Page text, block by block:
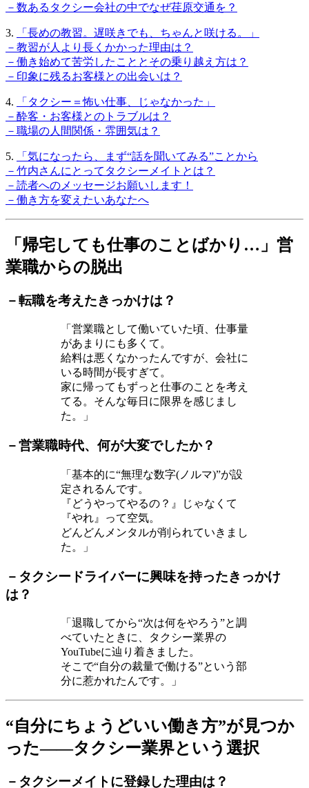
－数あるタクシー会社の中でなぜ荏原交通を？
3.
「長めの教習。遅咲きでも、ちゃんと咲ける。」
－教習が人より長くかかった理由は？
－働き始めて苦労したこととその乗り越え方は？
－印象に残るお客様との出会いは？
4.
「タクシー＝怖い仕事、じゃなかった」
－酔客・お客様とのトラブルは？
－職場の人間関係・雰囲気は？
5.
「気になったら、まず“話を聞いてみる”ことから
－竹内さんにとってタクシーメイトとは？
－読者へのメッセージお願いします！
－働き方を変えたいあなたへ
「帰宅しても仕事のことばかり…」営
業職からの脱出
－転職を考えたきっかけは？
「営業職として働いていた頃、仕事量
があまりにも多くて。
給料は悪くなかったんですが、会社に
いる時間が長すぎて。
家に帰ってもずっと仕事のことを考え
てる。そんな毎日に限界を感じまし
た。」
－営業職時代、何が大変でしたか？
「基本的に“無理な数字(ノルマ)”が設
定されるんです。
『どうやってやるの？』じゃなくて
『やれ』って空気。
どんどんメンタルが削られていきまし
た。」
－タクシードライバーに興味を持ったきっかけ
は？
「退職してから“次は何をやろう”と調
べていたときに、タクシー業界の
YouTubeに辿り着きました。
そこで“自分の裁量で働ける”という部
分に惹かれたんです。」
“自分にちょうどいい働き方”が見つか
った——タクシー業界という選択
－タクシーメイトに登録した理由は？